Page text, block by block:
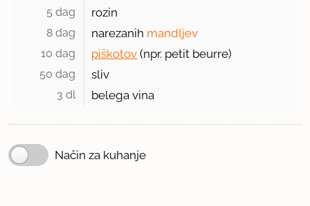
5 dag rozin
8 dag narezanih mandljev
10 dag piškotov (npr. petit beurre)
50 dag sliv
3 dl belega vina
Način za kuhanje